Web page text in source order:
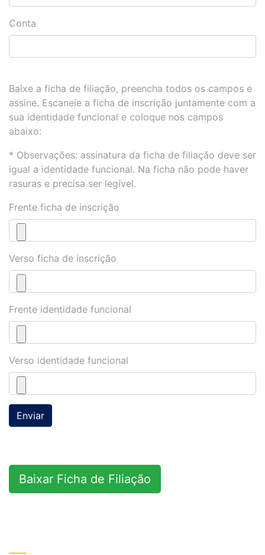
Conta
Baixe a ficha de filiação, preencha todos os campos e
assine. Escaneie a ficha de inscrição juntamente com a
sua identidade funcional e coloque nos campos
abaixo:
* Observações: assinatura da ficha de filiação deve ser
igual a identidade funcional. Na ficha não pode haver
rasuras e precisa ser legível.
Frente ficha de inscrição
Verso ficha de inscrição
Frente identidade funcional
Verso identidade funcional
Baixar Ficha de Filiação